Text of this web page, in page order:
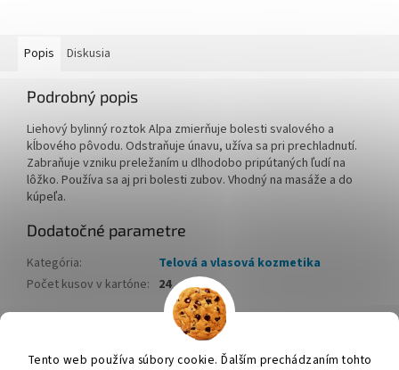
Tento web používa súbory cookie. Ďalším prechádzaním tohto
Popis Diskusia
Podrobný popis
Liehový bylinný roztok Alpa zmierňuje bolesti svalového a
kĺbového pôvodu. Odstraňuje únavu, užíva sa pri prechladnutí.
Zabraňuje vzniku preležaním u dlhodobo pripútaných ľudí na
lôžko. Používa sa aj pri bolesti zubov. Vhodný na masáže a do
kúpeľa.
Dodatočné parametre
Kategória:
Telová a vlasová kozmetika
Počet kusov v kartóne: 24